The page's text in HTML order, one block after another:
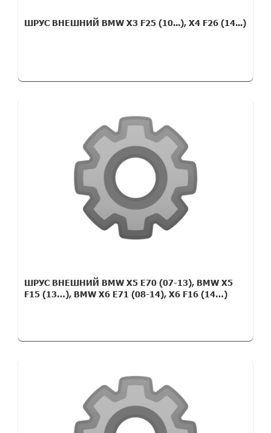
ШРУС ВНЕШНИЙ BMW X3 F25 (10...), X4 F26 (14...)
ШРУС ВНЕШНИЙ BMW X5 E70 (07-13), BMW X5
F15 (13…), BMW X6 E71 (08-14), X6 F16 (14…)